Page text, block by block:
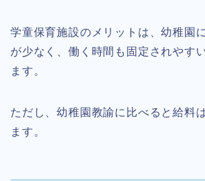
学童保育施設のメリットは、幼稚園
が少なく、働く時間も固定されやす
ます。
ただし、幼稚園教諭に比べると給料
ます。